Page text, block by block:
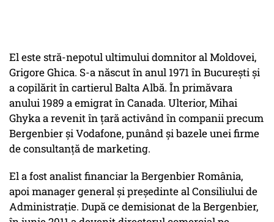
El este stră-nepotul ultimului domnitor al Moldovei,
Grigore Ghica. S-a născut în anul 1971 în Bucureşti şi
a copilărit în cartierul Balta Albă. În primăvara
anului 1989 a emigrat în Canada. Ulterior, Mihai
Ghyka a revenit în țară activând în companii precum
Bergenbier și Vodafone, punând și bazele unei firme
de consultanță de marketing.
El a fost analist financiar la Bergenbier România,
apoi manager general și președinte al Consiliului de
Administrație. După ce demisionat de la Bergenbier,